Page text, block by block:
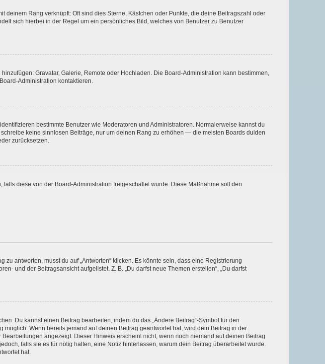
Rang verknüpft: Oft sind dies Sterne, Kästchen oder Punkte, die deine Beitragszahl oder
sich hierbei in der Regel um ein persönliches Bild, welches von Benutzer zu Benutzer
Gravatar, Galerie, Remote oder Hochladen. Die Board-Administration kann bestimmen,
Administration kontaktieren.
bestimmte Benutzer wie Moderatoren und Administratoren. Normalerweise kannst du
keine sinnlosen Beiträge, nur um deinen Rang zu erhöhen — die meisten Boards dulden
zurücksetzen.
diese von der Board-Administration freigeschaltet wurde. Diese Maßnahme soll den
antworten, musst du auf „Antworten“ klicken. Es könnte sein, dass eine Registrierung
und der Beitragsansicht aufgelistet. Z. B. „Du darfst neue Themen erstellen“, „Du darfst
Du kannst einen Beitrag bearbeiten, indem du das „Ändere Beitrag“-Symbol für den
Wenn bereits jemand auf deinen Beitrag geantwortet hat, wird dein Beitrag in der
angezeigt. Dieser Hinweis erscheint nicht, wenn noch niemand auf deinen Beitrag
falls sie es für nötig halten, eine Notiz hinterlassen, warum dein Beitrag überarbeitet wurde.
hat.